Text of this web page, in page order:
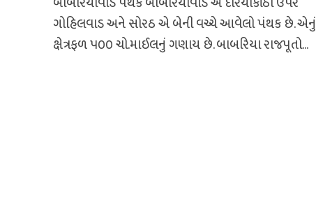
ગોહિલવાડ અને સોરઠ એ બેની વચ્ચે આવેલો પંથક છે. એનું
ક્ષેત્રફળ ૫૦૦ ચો.માઈલનું ગણાય છે. બાબરિયા રાજપૂતો...